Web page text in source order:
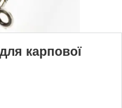
карпової